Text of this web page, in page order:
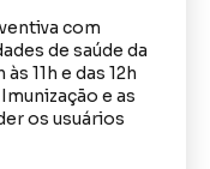
com
de saúde da
11h e das 12h
e as
os usuários